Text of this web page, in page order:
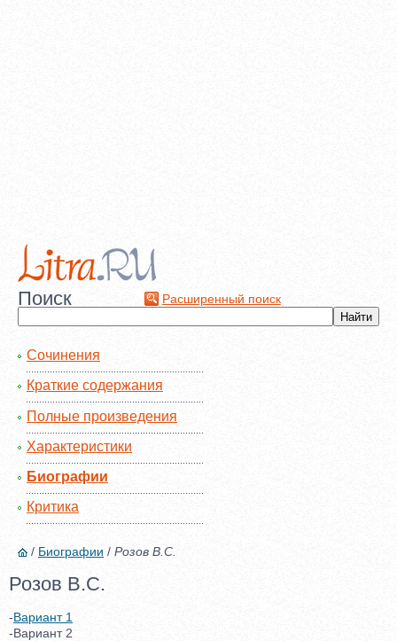
Поиск Расширенный поиск
Сочинения
Краткие содержания
Полные произведения
Характеристики
Биографии
Критика
/ Биографии / Розов В.С.
Розов В.С.
-Вариант 1
-Вариант 2